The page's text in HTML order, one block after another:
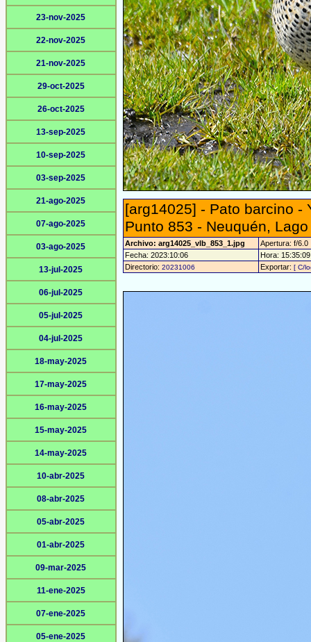
23-nov-2025
22-nov-2025
21-nov-2025
29-oct-2025
26-oct-2025
13-sep-2025
10-sep-2025
03-sep-2025
21-ago-2025
07-ago-2025
03-ago-2025
13-jul-2025
06-jul-2025
05-jul-2025
04-jul-2025
18-may-2025
17-may-2025
16-may-2025
15-may-2025
14-may-2025
10-abr-2025
08-abr-2025
05-abr-2025
01-abr-2025
09-mar-2025
11-ene-2025
07-ene-2025
05-ene-2025
[arg14025] - Pato barcino -
Punto 853 - Neuquén,
Archivo: arg14025_vlb_853_1.jpg
Apertura: f/6.0
Fecha: 2023:10:06
Hora:
Directorio: 20231006 Exportar: [ C/